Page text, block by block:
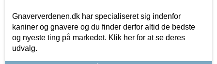
Gnaververdenen.dk har specialiseret sig indenfor
kaniner og gnavere og du finder derfor altid de bedste
og nyeste ting på markedet. Klik her for at se deres
udvalg.